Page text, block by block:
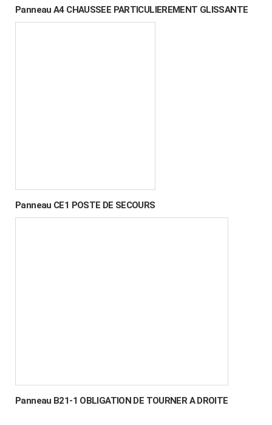
Panneau A4 CHAUSSEE PARTICULIEREMENT GLISSANTE
Panneau CE1 POSTE DE SECOURS
Panneau B21-1 OBLIGATION DE TOURNER A DROITE